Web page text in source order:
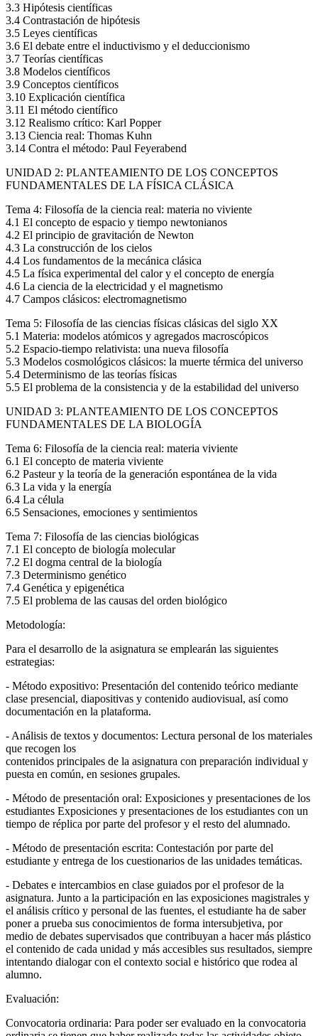
3.3 Hipótesis científicas
3.4 Contrastación de hipótesis
3.5 Leyes científicas
3.6 El debate entre el inductivismo y el deduccionismo
3.7 Teorías científicas
3.8 Modelos científicos
3.9 Conceptos científicos
3.10 Explicación científica
3.11 El método científico
3.12 Realismo crítico: Karl Popper
3.13 Ciencia real: Thomas Kuhn
3.14 Contra el método: Paul Feyerabend
UNIDAD 2: PLANTEAMIENTO DE LOS CONCEPTOS
FUNDAMENTALES DE LA FÍSICA CLÁSICA
Tema 4: Filosofía de la ciencia real: materia no viviente
4.1 El concepto de espacio y tiempo newtonianos
4.2 El principio de gravitación de Newton
4.3 La construcción de los cielos
4.4 Los fundamentos de la mecánica clásica
4.5 La física experimental del calor y el concepto de energía
4.6 La ciencia de la electricidad y el magnetismo
4.7 Campos clásicos: electromagnetismo
Tema 5: Filosofía de las ciencias físicas clásicas del siglo XX
5.1 Materia: modelos atómicos y agregados macroscópicos
5.2 Espacio-tiempo relativista: una nueva filosofía
5.3 Modelos cosmológicos clásicos: la muerte térmica del universo
5.4 Determinismo de las teorías físicas
5.5 El problema de la consistencia y de la estabilidad del universo
UNIDAD 3: PLANTEAMIENTO DE LOS CONCEPTOS
FUNDAMENTALES DE LA BIOLOGÍA
Tema 6: Filosofía de la ciencia real: materia viviente
6.1 El concepto de materia viviente
6.2 Pasteur y la teoría de la generación espontánea de la vida
6.3 La vida y la energía
6.4 La célula
6.5 Sensaciones, emociones y sentimientos
Tema 7: Filosofía de las ciencias biológicas
7.1 El concepto de biología molecular
7.2 El dogma central de la biología
7.3 Determinismo genético
7.4 Genética y epigenética
7.5 El problema de las causas del orden biológico
Metodología:
Para el desarrollo de la asignatura se emplearán las siguientes
estrategias:
- Método expositivo: Presentación del contenido teórico mediante
clase presencial, diapositivas y contenido audiovisual, así como
documentación en la plataforma.
- Análisis de textos y documentos: Lectura personal de los materiales
que recogen los
contenidos principales de la asignatura con preparación individual y
puesta en común, en sesiones grupales.
- Método de presentación oral: Exposiciones y presentaciones de los
estudiantes Exposiciones y presentaciones de los estudiantes con un
tiempo de réplica por parte del profesor y el resto del alumnado.
- Método de presentación escrita: Contestación por parte del
estudiante y entrega de los cuestionarios de las unidades temáticas.
- Debates e intercambios en clase guiados por el profesor de la
asignatura. Junto a la participación en las exposiciones magistrales y
el análisis crítico y personal de las fuentes, el estudiante ha de saber
poner a prueba sus conocimientos de forma intersubjetiva, por
medio de debates supervisados que contribuyan a hacer más plástico
el contenido de cada unidad y más accesibles sus resultados, siempre
intentando dialogar con el contexto social e histórico que rodea al
alumno.
Evaluación:
Convocatoria ordinaria: Para poder ser evaluado en la convocatoria